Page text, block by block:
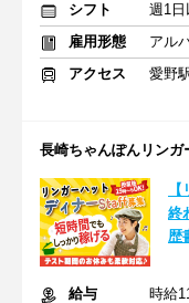
シフト
雇用形態
アル
アクセス
愛野
長崎ちゃんぽんリン
終
歴
給与